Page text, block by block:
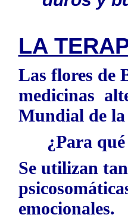
LA
Las flores de
medicinas
Mundial de la
¿Para
Se utilizan
emocionales.